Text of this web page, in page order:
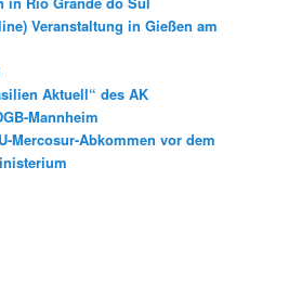
Veranstaltung in Gießen am
Aktuell“ des AK
Mannheim
Mercosur-Abkommen vor dem